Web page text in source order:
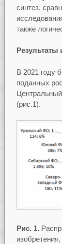
синтез,
также
Результаты
В 2021 году
поданных
(рис.1).
Рис. 1.